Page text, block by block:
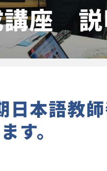
講座
本語教
す。